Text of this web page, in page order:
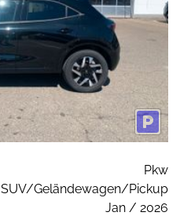
Pkw
SUV/Geländewagen/Pickup
Jan / 2026